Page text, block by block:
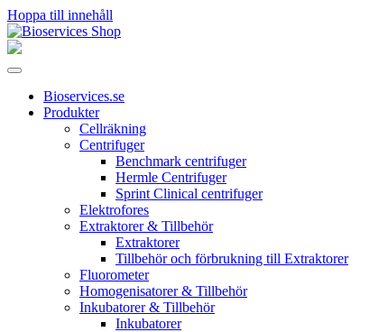
Hoppa till innehåll
Huvudnavigering
Bioservices.se
Produkter
Cellräkning
Centrifuger
Benchmark centrifuger
Hermle Centrifuger
Sprint Clinical centrifuger
Elektrofores
Extraktorer & Tillbehör
Extraktorer
Tillbehör och förbrukning till Extraktorer
Fluorometer
Homogenisatorer & Tillbehör
Inkubatorer & Tillbehör
Inkubatorer